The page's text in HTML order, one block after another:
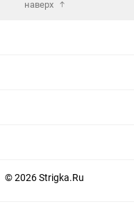
наверх
© 2026 Strigka.Ru